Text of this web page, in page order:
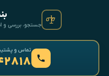
جستجو، بررسی و
تماس و